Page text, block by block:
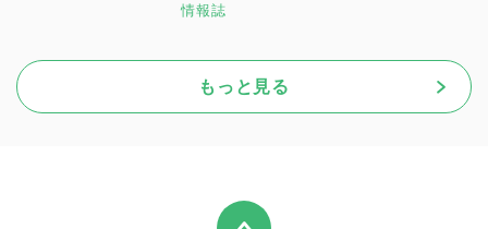
情報誌
もっと見る